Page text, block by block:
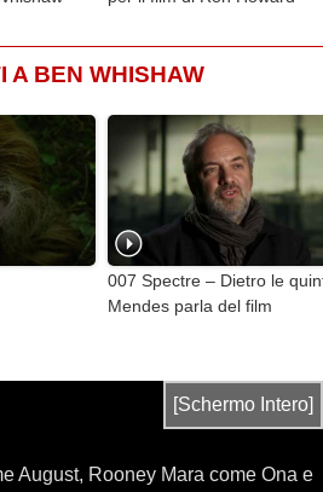
A BEN WHISHAW
007 Spectre – Dietro le
Mendes parla del film
[Schermo Intero]
August, Rooney Mara come Ona e